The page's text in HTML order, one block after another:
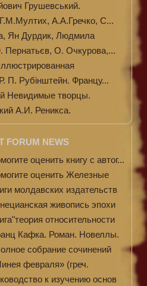
Грушевський.
А.А.Гречко, С...
Ян Дурдик, Людмила
Пернатьєв, О. Очкурова,...
П. Рубінштейн. Францу...
Невидимые творцы.
А.И. Реникса.
FORUM NEWS
оценить книгу с автог...
оценить Железные
молдавских издательств
живопись эпохи
относительности
Кафка. Роман. Новеллы.
собрание сочинений
февраля» (греч.
к изучению основ